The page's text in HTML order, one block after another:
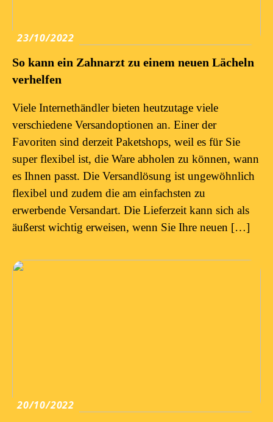
23/10/2022
So kann ein Zahnarzt zu einem neuen Lächeln
verhelfen
Viele Internethändler bieten heutzutage viele
verschiedene Versandoptionen an. Einer der
Favoriten sind derzeit Paketshops, weil es für Sie
super flexibel ist, die Ware abholen zu können, wann
es Ihnen passt. Die Versandlösung ist ungewöhnlich
flexibel und zudem die am einfachsten zu
erwerbende Versandart. Die Lieferzeit kann sich als
äußerst wichtig erweisen, wenn Sie Ihre neuen […]
20/10/2022